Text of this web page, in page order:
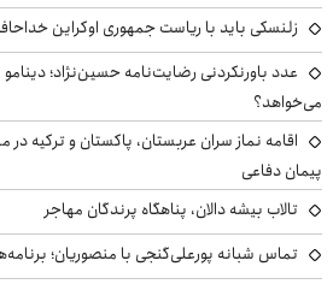
زلنسکی باید با ریاست جمهوری اوکراین
عدد باورنکردنی رضایت‌نامه حسین‌نژاد؛ دینامو
می‌خواهد؟
اقامه نماز سران عربستان، پاکستان و ترکیه
پیمان دفاعی
تالاب بیشه دالان، پناهگاه پرندگان مهاجر
تماس شبانه پورعلی‌گنجی با منصوریان؛